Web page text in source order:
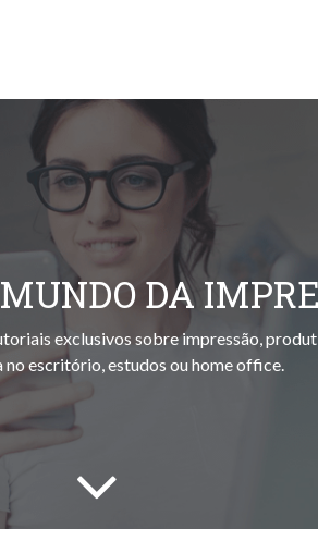
DA
exclusivos sobre impressão,
no escritório, estudos ou home office.